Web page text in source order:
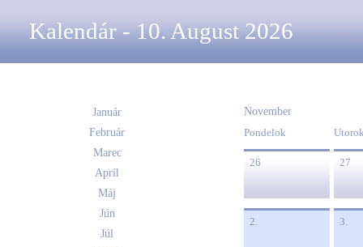
Kalendár - 10. August 2026
Január
Február
Marec
Apríl
Máj
Jún
Júl
November
Pondelok
26 27
2. 3.